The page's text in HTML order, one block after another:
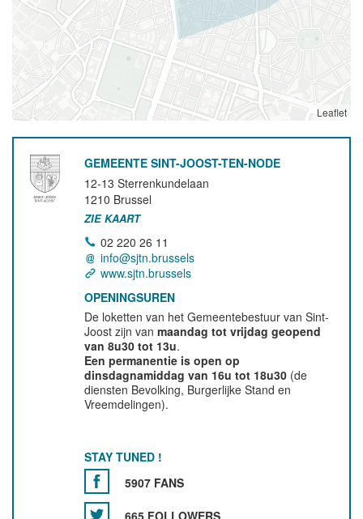
Leaflet
GEMEENTE SINT-JOOST-TEN-NODE
12-13 Sterrenkundelaan
1210 Brussel
ZIE KAART
02 220 26 11
info@sjtn.brussels
www.sjtn.brussels
OPENINGSUREN
De loketten van het Gemeentebestuur van Sint-
Joost zijn vanmaandag tot vrijdag geopend
van 8u30 tot 13u.
Een permanentie is open op
dinsdagnamiddag van 16u tot 18u30 (de
diensten Bevolking, Burgerlijke Stand en
Vreemdelingen).
STAY TUNED !
5907 FANS
665 FOLLOWERS